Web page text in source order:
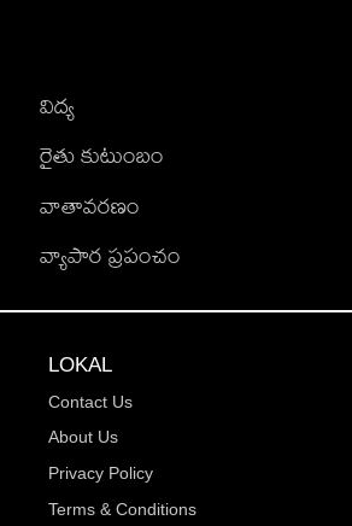
విద్య
రైతు కుటుంబం
వాతావరణం
వ్యాపార ప్రపంచం
LOKAL
Contact Us
About Us
Privacy Policy
Terms & Conditions